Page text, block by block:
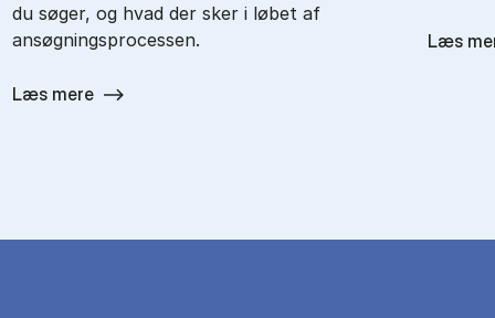
du søger, og hvad der sker i løbet af
ansøgningsprocessen.
Læs mere
Læs